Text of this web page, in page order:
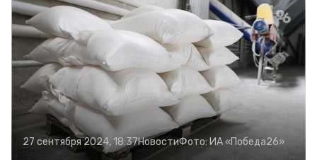
27 сентября 2024, 18:37НовостиФото: ИА «Победа26»